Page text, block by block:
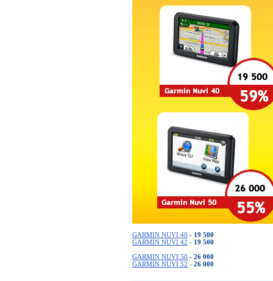
GARMIN NUVI 40 - 19 500
GARMIN NUVI 42 - 19 500
GARMIN NUVI 50 - 26 000
GARMIN NUVI 52 - 26 000